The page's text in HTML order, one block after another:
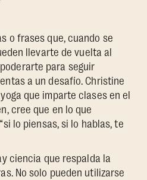
o frases que, cuando se
llevarte de vuelta al
para seguir
a un desafío. Christine
que imparte clases en el
cree que en lo que
lo piensas, si lo hablas, te
ciencia que respalda la
No solo pueden utilizarse